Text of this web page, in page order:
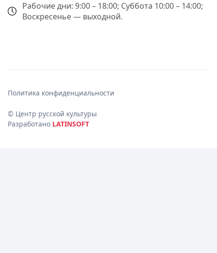
Рабочие дни: 9:00 – 18:00; Суббота 10:00 – 14:00;
Воскресенье — выходной.
© Центр русской культуры
Разработано LATINSOFT
Политика конфиденциальности